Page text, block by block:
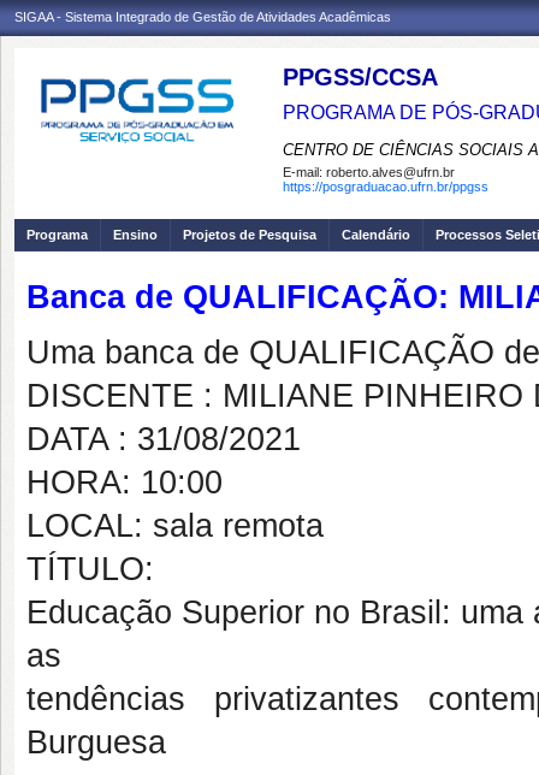
SIGAA - Sistema Integrado de Gestão de Atividades Acadêmicas
PPGSS/CCSA
PROGRAMA DE PÓS-
CENTRO DE CIÊNCIAS SOCIAIS
E-mail: roberto.alves@ufrn.br
https://posgraduacao.ufrn.br/ppgss
Programa Ensino Projetos de Pesquisa Calendário Processos
Banca de QUALIFICAÇÃO:
Uma banca de QUALIFICAÇÃO
DISCENTE : MILIANE PINHEIRO
DATA : 31/08/2021
HORA: 10:00
LOCAL: sala remota
TÍTULO:
Educação Superior no Brasil:
as
tendências privatizantes
Burguesa